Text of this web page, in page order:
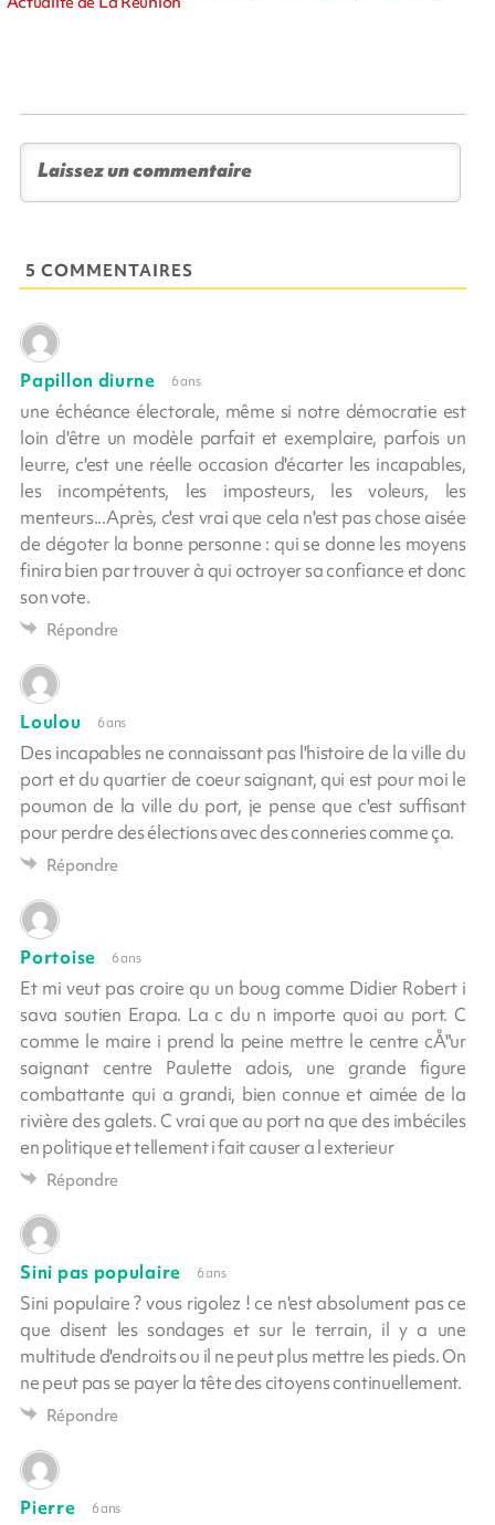
5 COMMENTAIRES
Papillon diurne 6 ans
une échéance électorale, même si notre démocratie est
loin d'être un modèle parfait et exemplaire, parfois un
leurre, c'est une réelle occasion d'écarter les incapables,
les incompétents, les imposteurs, les voleurs, les
menteurs...Après, c'est vrai que cela n'est pas chose aisée
de dégoter la bonne personne : qui se donne les moyens
finira bien par trouver à qui octroyer sa confiance et donc
son vote.
Répondre
Loulou 6 ans
Des incapables ne connaissant pas l'histoire de la ville du
port et du quartier de coeur saignant, qui est pour moi le
poumon de la ville du port, je pense que c'est suffisant
pour perdre des élections avec des conneries comme ça.
Répondre
Portoise 6 ans
Et mi veut pas croire qu un boug comme Didier Robert i
sava soutien Erapa. La c du n importe quoi au port. C
comme le maire i prend la peine mettre le centre cÅ"ur
saignant centre Paulette adois, une grande figure
combattante qui a grandi, bien connue et aimée de la
rivière des galets. C vrai que au port na que des imbéciles
en politique et tellement i fait causer a l exterieur
Répondre
Sini pas populaire 6 ans
Sini populaire ? vous rigolez ! ce n'est absolument pas ce
que disent les sondages et sur le terrain, il y a une
multitude d'endroits ou il ne peut plus mettre les pieds. On
ne peut pas se payer la tête des citoyens continuellement.
Répondre
Pierre 6 ans